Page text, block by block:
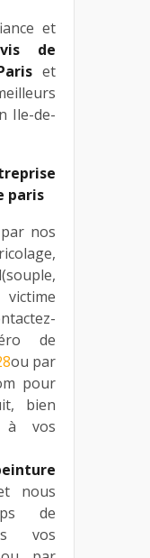
et
de
et
Ile-de-
paris
nos
victime
de
ou par
pour
bien
à vos
nous
de
vos